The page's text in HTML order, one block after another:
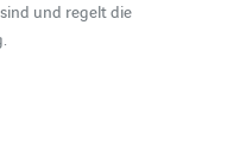
und regelt die